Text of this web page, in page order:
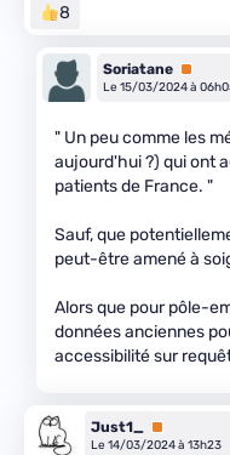
8
Soriatane Premium
Le 15/03/2024 à
" Un peu comme les
aujourd'hui ?) qui ont
patients de France. "
Sauf, que
peut-être amené à
Alors que pour pôle-
données anciennes
accessibilité sur
Just1_ Premium
Le 14/03/2024 à 13h23